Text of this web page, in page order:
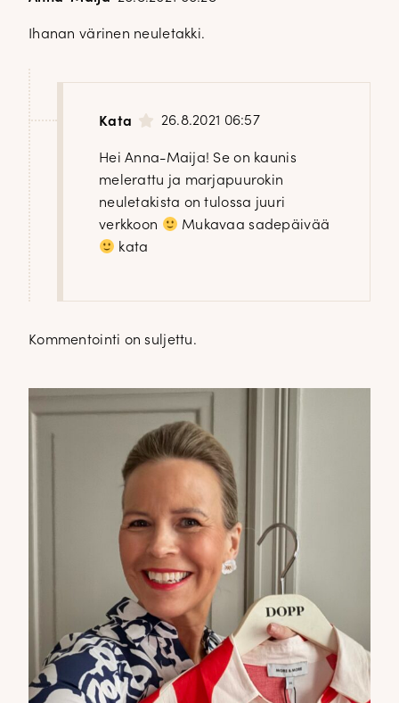
Ihanan värinen neuletakki.
Kata 26.8.2021 06:57
Hei Anna-Maija! Se on kaunis
melerattu ja marjapuurokin
neuletakista on tulossa juuri
verkkoon
Mukavaa sadepäivää
kata
Kommentointi on suljettu.